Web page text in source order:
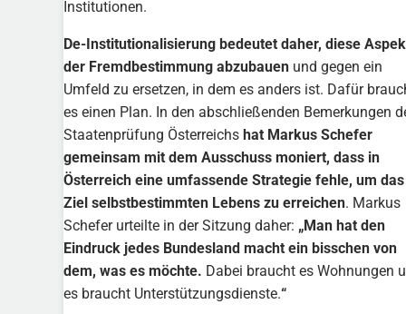
Institutionen.
De-Institutionalisierung bedeutet daher, diese
der Fremdbestimmung abzubauenund gegen ein
Umfeld zu ersetzen, in dem es anders ist. Dafür
es einen Plan. In den abschließenden Bemerkungen
Staatenprüfung Österreichshat Markus Schefer
gemeinsam mit dem Ausschuss moniert, dass in
Österreich eine umfassende Strategie fehle, um das
Ziel selbstbestimmten Lebens zu erreichen. Markus
Schefer urteilte in der Sitzung daher: „Man hat den
Eindruck jedes Bundesland macht ein bisschen von
dem, was es möchte. Dabei braucht es Wohnungen
es braucht Unterstützungsdienste.“